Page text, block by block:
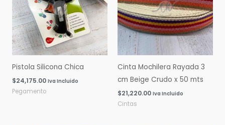
Pistola Silicona Chica
$24,175.00 Iva Incluido
Pegamento
Cinta Mochilera Rayada 3
cm Beige Crudo x 50 mts
$21,220.00 Iva Incluido
Cintas